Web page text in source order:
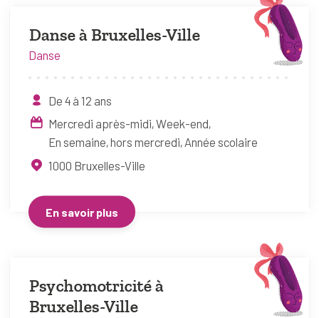
Danse à Bruxelles-Ville
Danse
De 4 à 12 ans
Mercredi après-midi Week-end
En semaine, hors mercredi Année scolaire
1000 Bruxelles-Ville
En savoir plus
Psychomotricité à
Bruxelles-Ville